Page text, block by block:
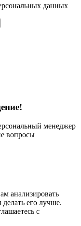
данных
менеджер
вопросы
анализировать
делать его лучше.
с